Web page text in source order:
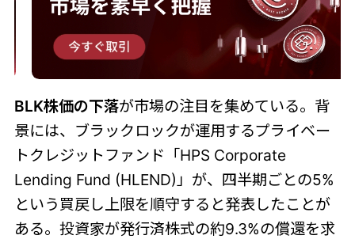
BLK株価の下落が市場の注目を集めている。背
景には、ブラックロックが運用するプライベー
トクレジットファンド「HPS Corporate
Lending Fund (HLEND)」が、四半期ごとの5%
という買戻し上限を順守すると発表したことが
ある。投資家が発行済株式の約9.3%の償還を求